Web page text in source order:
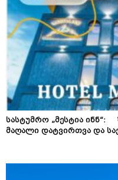
სასტუმრო „მესტია
მაღალი დატვირთვა და